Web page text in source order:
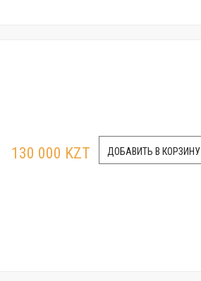
130 000 KZT ДОБАВИТЬ В КОРЗИНУ